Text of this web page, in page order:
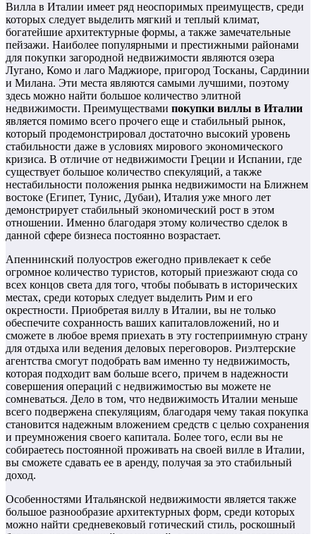
Вилла в Италии имеет ряд неоспоримых преимуществ, среди
которых следует выделить мягкий и теплый климат,
богатейшие архитектурные формы, а также замечательные
пейзажи. Наиболее популярными и престижными районами
для покупки загородной недвижимости являются озера
Лугано, Комо и лаго Маджиоре, пригород Тосканы, Сардинии
и Милана. Эти места являются самыми лучшими, поэтому
здесь можно найти большое количество элитной
недвижимости. Преимуществами покупки виллы в Италии
является помимо всего прочего еще и стабильный рынок,
который продемонстрировал достаточно высокий уровень
стабильности даже в условиях мирового экономического
кризиса. В отличие от недвижимости Греции и Испании, где
существует большое количество спекуляций, а также
нестабильности положения рынка недвижимости на Ближнем
востоке (Египет, Тунис, Дубаи), Италия уже много лет
демонстрирует стабильный экономический рост в этом
отношении. Именно благодаря этому количество сделок в
данной сфере бизнеса постоянно возрастает.
Апеннинский полуостров ежегодно привлекает к себе
огромное количество туристов, который приезжают сюда со
всех концов света для того, чтобы побывать в исторических
местах, среди которых следует выделить Рим и его
окрестности. Приобретая виллу в Италии, вы не только
обеспечите сохранность ваших капиталовложений, но и
сможете в любое время приехать в эту гостеприимную страну
для отдыха или ведения деловых переговоров. Риэлтерские
агентства смогут подобрать вам именно ту недвижимость,
которая подходит вам больше всего, причем в надежности
совершения операций с недвижимостью вы можете не
сомневаться. Дело в том, что недвижимость Италии меньше
всего подвержена спекуляциям, благодаря чему такая покупка
становится надежным вложением средств с целью сохранения
и преумножения своего капитала. Более того, если вы не
собираетесь постоянной проживать на своей вилле в Италии,
вы сможете сдавать ее в аренду, получая за это стабильный
доход.
Особенностями Итальянской недвижимости является также
большое разнообразие архитектурных форм, среди которых
можно найти средневековый готический стиль, роскошный